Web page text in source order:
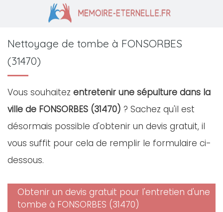
Nettoyage de tombe à FONSORBES
(31470)
Vous souhaitez entretenir une sépulture dans la
ville de FONSORBES (31470) ? Sachez qu'il est
désormais possible d'obtenir un devis gratuit, il
vous suffit pour cela de remplir le formulaire ci-
dessous.
Obtenir un devis gratuit pour l'entretien d'une
tombe à FONSORBES (31470)